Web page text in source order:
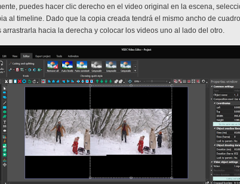
puedes hacer clic derecho en el video original en la escena,
al timeline. Dado que la copia creada tendrá el mismo ancho de
arrastrarla hacia la derecha y colocar los videos uno al lado del otro.